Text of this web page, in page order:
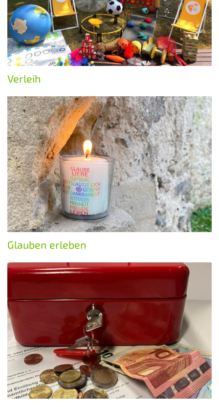
Verleih
Glauben erleben